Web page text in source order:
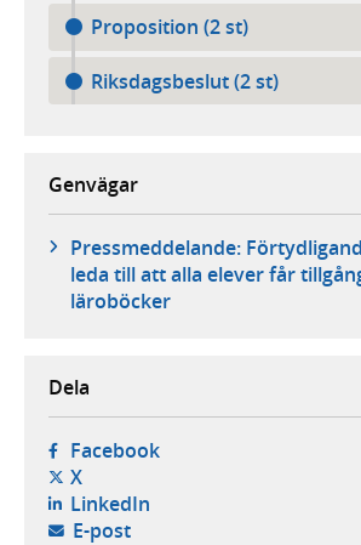
Proposition (2 st)
Riksdagsbeslut (2 st)
Genvägar
Pressmeddelande:
leda till att alla elever får
läroböcker
Dela
Facebook- öppnas i ny flik,
X- öppnas i ny flik, extern
LinkedIn- öppnas i ny flik,
E-post- öppnar din e-postklient,